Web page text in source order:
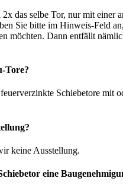
das selbe Tor, nur mit einer
Sie bitte im Hinweis-Feld
möchten. Dann entfällt
Tore?
Schiebetore mit
keine Ausstellung.
eine